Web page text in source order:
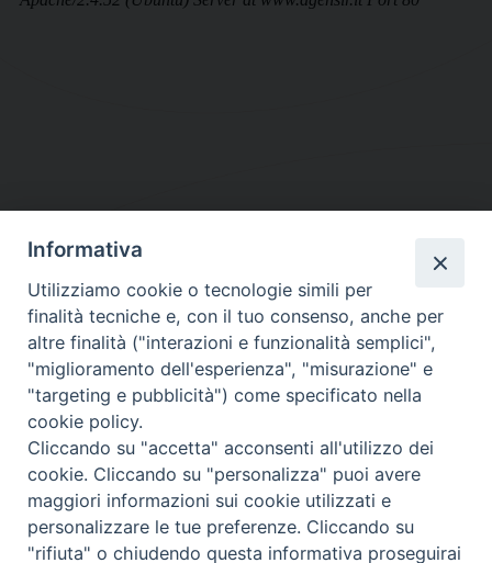
DIOCESI SUBURBICARIA DI ALBANO
Contatti:Tel.: 06.93268401 - Fax.: 06.9323844
E-mail:curia@diocesidialbano.it
Orari: dal Lunedì al Venerdì Ore: 9:00 - 13:00
Lunedì, Mercoledì e Venerdì, Ore 9:30 - 12:30
Informativa
Utilizziamo cookie o tecnologie simili per
finalità tecniche e, con il tuo consenso, anche per
altre finalità ("interazioni e funzionalità semplici",
"miglioramento dell'esperienza", "misurazione" e
"targeting e pubblicità") come specificato nella
cookie policy.
Cliccando su "accetta" acconsenti all'utilizzo dei
cookie. Cliccando su "personalizza" puoi avere
maggiori informazioni sui cookie utilizzati e
personalizzare le tue preferenze. Cliccando su
"rifiuta" o chiudendo questa informativa proseguirai